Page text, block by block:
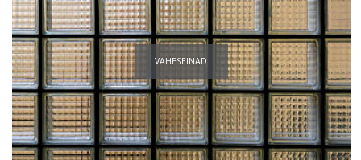
VAHESEINAD